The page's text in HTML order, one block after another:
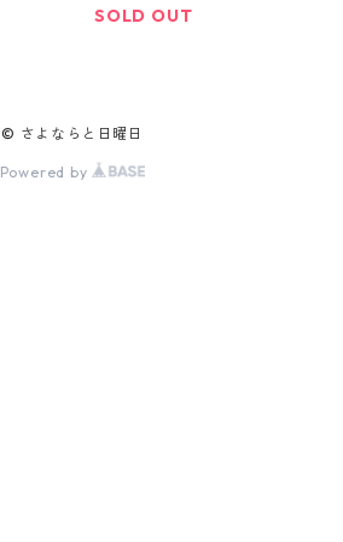
SOLD OUT
© さよならと日曜日
Powered by